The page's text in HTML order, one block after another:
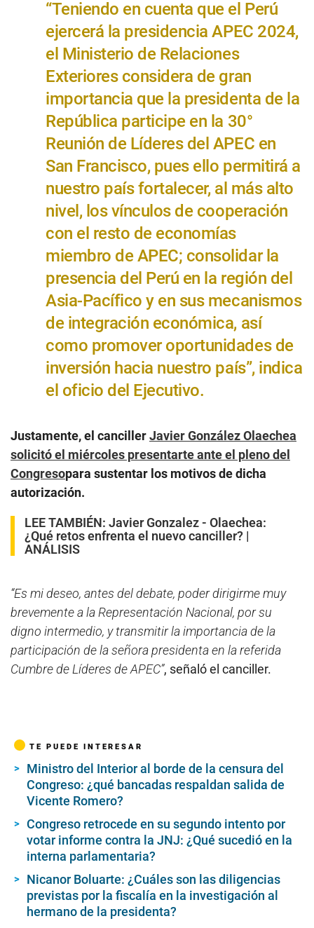
“Teniendo en cuenta que el Perú
ejercerá la presidencia APEC 2024,
el Ministerio de Relaciones
Exteriores considera de gran
importancia que la presidenta de la
República participe en la 30°
Reunión de Líderes del APEC en
San Francisco, pues ello permitirá a
nuestro país fortalecer, al más alto
nivel, los vínculos de cooperación
con el resto de economías
miembro de APEC; consolidar la
presencia del Perú en la región del
Asia-Pacífico y en sus mecanismos
de integración económica, así
como promover oportunidades de
inversión hacia nuestro país”, indica
el oficio del Ejecutivo.
Justamente, el cancillerJavier González Olaechea
solicitó el miércoles presentarte ante el pleno del
Congresopara sustentar los motivos de dicha
autorización.
LEE TAMBIÉN: Javier Gonzalez - Olaechea:
¿Qué retos enfrenta el nuevo canciller? |
ANÁLISIS
“Es mi deseo, antes del debate, poder dirigirme muy
brevemente a la Representación Nacional, por su
digno intermedio, y transmitir la importancia de la
participación de la señora presidenta en la referida
Cumbre de Líderes de APEC”, señaló el canciller.
TE PUEDE INTERESAR
Ministro del Interior al borde de la censura del
Congreso: ¿qué bancadas respaldan salida de
Vicente Romero?
Congreso retrocede en su segundo intento por
votar informe contra la JNJ: ¿Qué sucedió en la
interna parlamentaria?
Nicanor Boluarte: ¿Cuáles son las diligencias
previstas por la fiscalía en la investigación al
hermano de la presidenta?